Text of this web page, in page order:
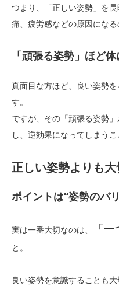
つまり、「正しい姿勢」を
痛、疲労感などの原因になる
「頑張る姿勢」ほど
真面目な方ほど、良い姿勢
す。
ですが、その「頑張る姿勢
し、逆効果になってしまうこ
正しい姿勢よりも大
ポイントは“姿勢のバ
実は一番大切なのは、 「
と。
良い姿勢を意識することも